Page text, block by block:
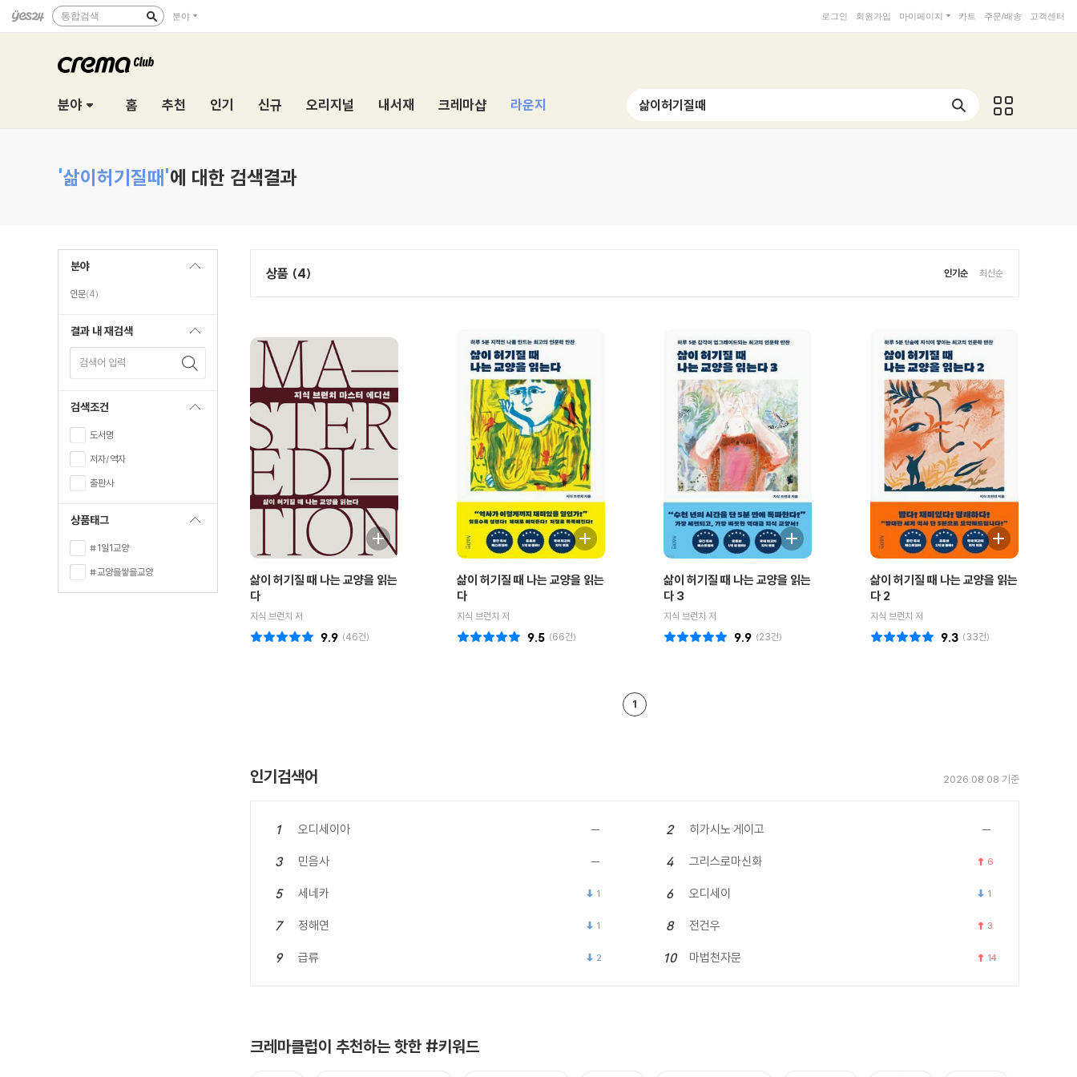
통합검색 분야 로그인 회원가입 마이페이지 카트 주문/배송 고객센터
분야 홈 추천 인기 신규 오리지널 내서재 크레마샵 라운지
'삶이허기질때'에 대한 검색결과
분야
인문(4)
결과 내 재검색
검색어 입력
검색조건
도서명
저자/역자
출판사
상품태그
#1일1교양
#교양을쌓을교양
상품 (4) 인기순 최신순
삶이 허기질 때 나는 교양을 읽는
다
지식 브런치 저
(46건)
9.9
삶이 허기질 때 나는 교양을 읽는
다
지식 브런치 저
(66건)
9.5
삶이 허기질 때 나는 교양을 읽는
다 3
지식 브런치 저
(23건)
9.9
삶이 허기질 때 나는 교양을 읽는
다 2
지식 브런치 저
(33건)
9.3
1
인기검색어 2026.08.08 기준
1 오디세이아 2 히가시노 게이고
3 민음사 4 그리스로마신화 6
5 세네카 1 6 오디세이 1
7 정해연 1 8 전건우 3
9 급류 2 10 마법천자문 14
크레마클럽이 추천하는 핫한 #키워드